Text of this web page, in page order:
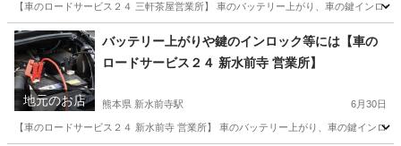
【車のロードサービス２４ 三軒茶屋営業所】 車のバッテリー上がり、車の鍵インロ
東京 世田谷区 三軒茶屋駅 その他 バッテリー
地元のお店
バッテリー上がりや鍵のインロック等には【車の
ロードサービス２４ 新水前寺 営業所】
熊本県 新水前寺駅 6月30日
【車のロードサービス２４ 新水前寺 営業所】 車のバッテリー上がり、車の鍵インロ